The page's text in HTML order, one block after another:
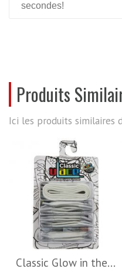
secondes!
Produits
Ici les produits similaires
Classic Glow in the...